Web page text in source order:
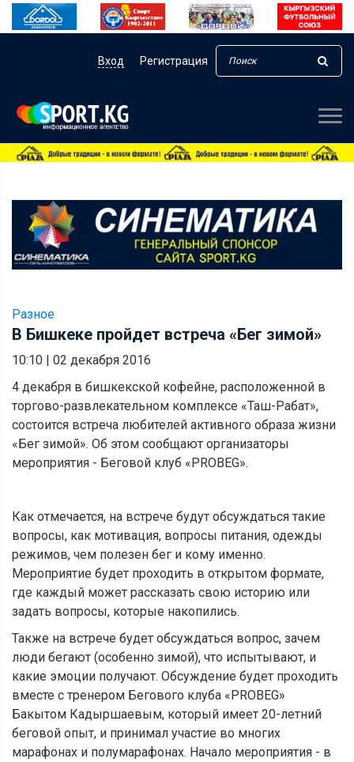
Вход Регистрация
Разное
В Бишкеке пройдет встреча «Бег зимой»
10:10 | 02 декабря 2016
4 декабря в бишкекской кофейне, расположенной в
торгово-развлекательном комплексе «Таш-Рабат»,
состоится встреча любителей активного образа жизни
«Бег зимой». Об этом сообщают организаторы
мероприятия - Беговой клуб «PROBEG».
Как отмечается, на встрече будут обсуждаться такие
вопросы, как мотивация, вопросы питания, одежды
режимов, чем полезен бег и кому именно.
Мероприятие будет проходить в открытом формате,
где каждый может рассказать свою историю или
задать вопросы, которые накопились.
Также на встрече будет обсуждаться вопрос, зачем
люди бегают (особенно зимой), что испытывают, и
какие эмоции получают. Обсуждение будет проходить
вместе с тренером Бегового клуба «PROBEG»
Бакытом Кадыршаевым, который имеет 20-летний
беговой опыт, и принимал участие во многих
марафонах и полумарафонах. Начало мероприятия - в